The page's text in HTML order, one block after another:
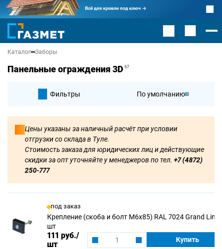
Каталог Заборы
Панельные ограждения 3D 67
По умолчанию
По цене
Фильтры
Цены указаны за наличный расчёт при условии
отгрузки со склада в Туле.
Стоимость заказа для юридических лиц и действующие
скидки за опт уточняйте у менеджеров по тел. +7 (4872)
250-777
под заказ
Крепление (скоба и болт М6х85) RAL 7024 Grand Line,
шт
111 руб./
шт
Купить